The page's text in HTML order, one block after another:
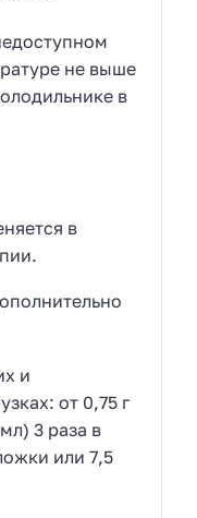
не выше
в
в
и
от 0,75 г
3 раза в
или 7,5